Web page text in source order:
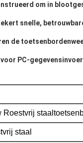
om in
snelle,
de
PC-
Roestvrij
staal